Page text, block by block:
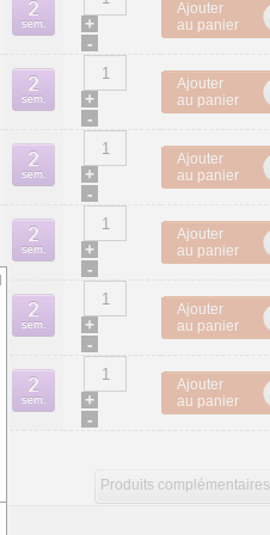
+
-
Ajouter
au panier
+
-
Ajouter
au panier
+
-
Ajouter
au panier
+
-
Ajouter
au panier
+
-
Ajouter
au panier
+
-
Ajouter
au panier
Produits complémentaires